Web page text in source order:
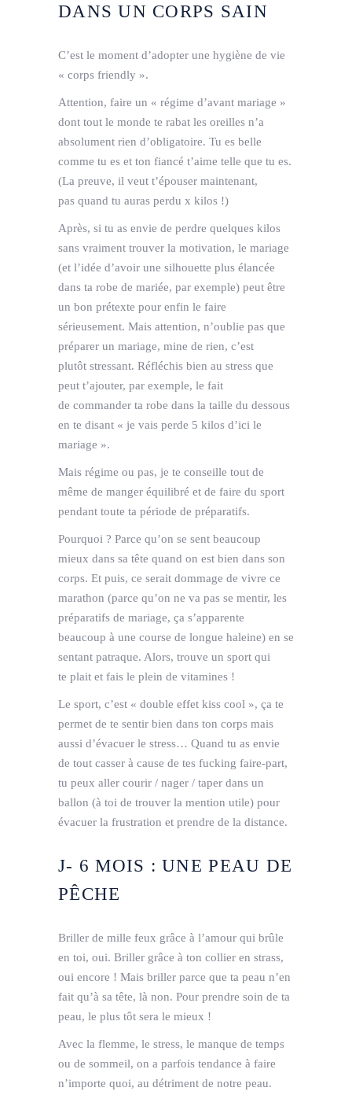
DANS UN CORPS SAIN
C’est le moment d’adopter une hygiène de vie
« corps ­friendly ».
Attention, faire un « régime d’avant mariage »
dont tout le monde te rabat les oreilles n’a
absolument rien d’obligatoire. Tu es belle
comme tu es et ton fiancé t’aime telle que tu es.
(La preuve, il veut t’épouser maintenant,
pas quand tu auras perdu x kilos !)
Après, si tu as envie de perdre quelques kilos
sans vraiment trouver la motivation, le mariage
(et l’idée d’avoir une silhouette plus élancée
dans ta robe de mariée, par exemple) peut être
un bon prétexte pour enfin le faire
sérieusement. Mais attention, n’oublie pas que
préparer un mariage, mine de rien, c’est
plutôt stressant. Réfléchis bien au stress que
peut t’ajouter, par exemple, le fait
de commander ta robe dans la taille du dessous
en te disant « je vais perde 5 kilos d’ici le
mariage ».
Mais régime ou pas, je te conseille tout de
même de manger équilibré et de faire du sport
pendant toute ta période de préparatifs.
Pourquoi ? Parce qu’on se sent beaucoup
mieux dans sa tête quand on est bien dans son
corps. Et puis, ce serait dommage de vivre ce
marathon (parce qu’on ne va pas se mentir, les
préparatifs de mariage, ça s’apparente
beaucoup à une course de longue haleine) en se
sentant patraque. Alors, trouve un sport qui
te plait et fais le plein de vitamines !
Le sport, c’est « double effet kiss ­cool », ça te
permet de te sentir bien dans ton corps mais
aussi d’évacuer le stress… Quand tu as envie
de tout casser à cause de tes fucking faire­-part,
tu peux aller courir / nager / taper dans un
ballon (à toi de trouver la mention utile) pour
évacuer la frustration et prendre de la distance.
J­- 6 MOIS : UNE PEAU DE
PÊCHE
Briller de mille feux grâce à l’amour qui brûle
en toi, oui. Briller grâce à ton collier en strass,
oui encore ! Mais briller parce que ta peau n’en
fait qu’à sa tête, là non. Pour prendre soin de ta
peau, le plus tôt sera le mieux !
Avec la flemme, le stress, le manque de temps
ou de sommeil, on a parfois tendance à faire
n’importe quoi, au détriment de notre peau.